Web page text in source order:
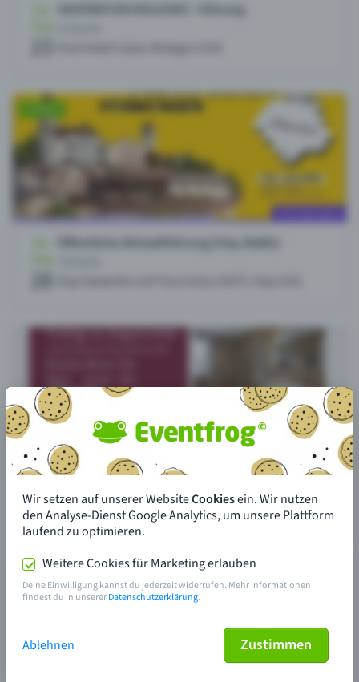
Wir setzen auf unserer WebsiteCookiesein. Wir nutzen
den Analyse-Dienst Google Analytics, um unsere Plattform
laufend zu optimieren.
Weitere Cookies für Marketing erlauben
Deine Einwilligung kannst du jederzeit widerrufen. Mehr Informationen
findest du in unsererDatenschutzerklärung.
Ablehnen Zustimmen